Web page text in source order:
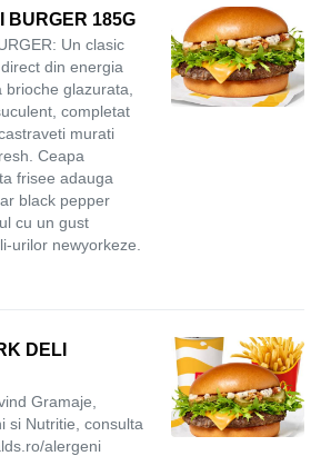
BURGER 185G
Un clasic
din energia
brioche glazurata,
completat
murati
Ceapa
frisee adauga
black pepper
cu un gust
urilor newyorkeze.
DELI
Gramaje,
si Nutritie, consulta
alergeni